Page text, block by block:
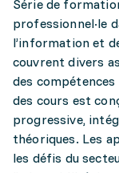
Série de
professionnel·le
l’information et
couvrent divers
des
des cours est
progressive,
théoriques. Les
les défis du